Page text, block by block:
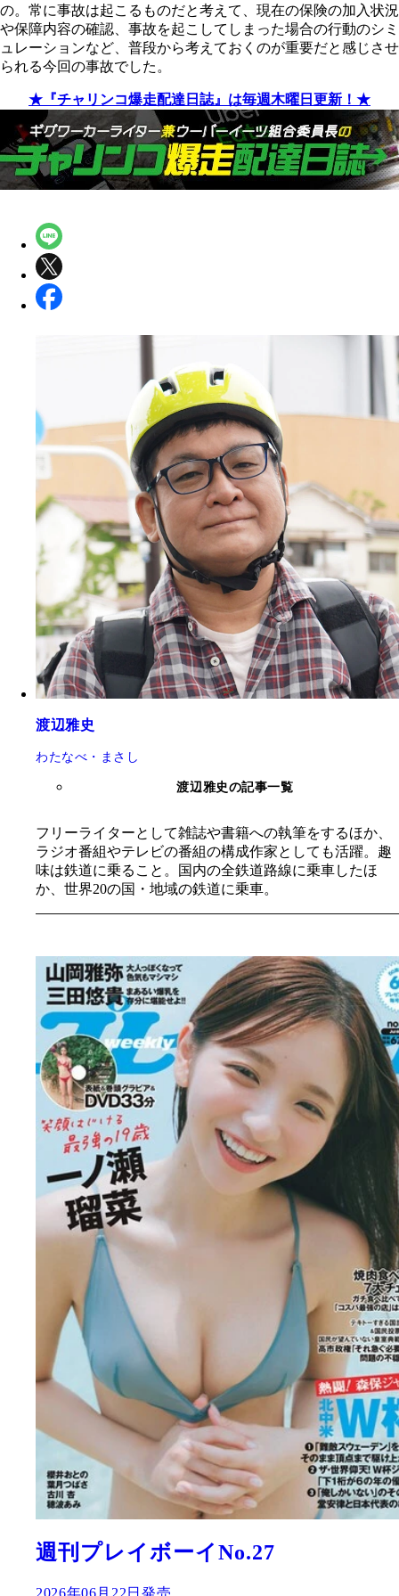
の。常に事故は起こるものだと考えて、現在の保険の加入状況
や保障内容の確認、事故を起こしてしまった場合の行動のシミ
ュレーションなど、普段から考えておくのが重要だと感じさせ
られる今回の事故でした。
★『チャリンコ爆走配達日誌』は毎週木曜日更新！★
渡辺雅史
わたなべ・まさし
渡辺雅史の記事一覧
フリーライターとして雑誌や書籍への執筆をするほか、
ラジオ番組やテレビの番組の構成作家としても活躍。趣
味は鉄道に乗ること。国内の全鉄道路線に乗車したほ
か、世界20の国・地域の鉄道に乗車。
週刊プレイボーイNo.27
2026年06月22日発売